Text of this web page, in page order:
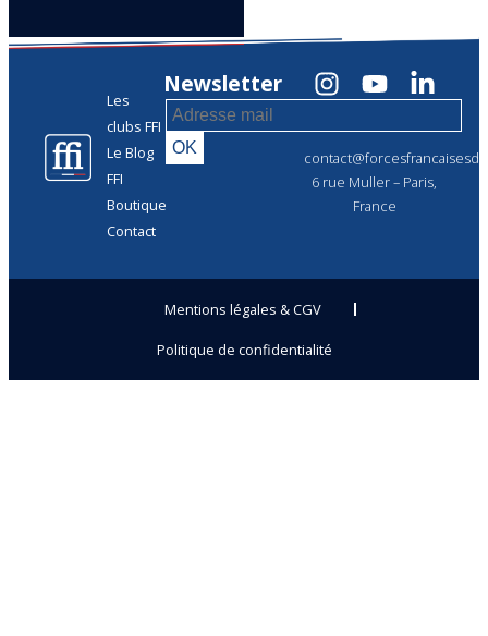
Les
clubs FFI
Le Blog
FFI
Boutique
Contact
6 rue Muller – Paris,
France
Newsletter
Mentions légales & CGV
Politique de confidentialité